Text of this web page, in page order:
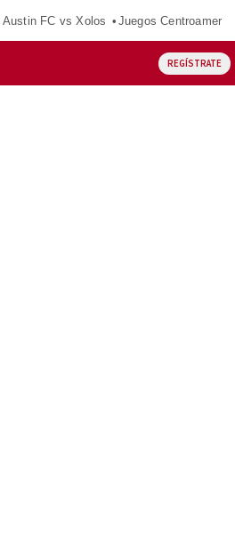
Austin FC vs Xolos Juegos
REGÍSTRATE